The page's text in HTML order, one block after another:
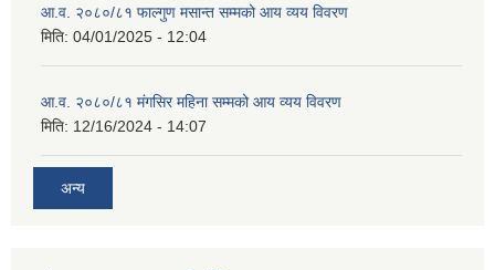
आ.व. २०८०/८१ फाल्गुण मसान्त सम्मको आय व्यय विवरण
मिति: 04/01/2025 - 12:04
आ.व. २०८०/८१ मंगसिर महिना सम्मको आय व्यय विवरण
मिति: 12/16/2024 - 14:07
अन्य